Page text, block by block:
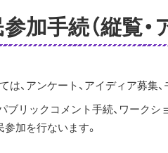
加手続（縦覧・
、アンケート、アイディア募集
ブリックコメント手続、ワークシ
加を行ないます。